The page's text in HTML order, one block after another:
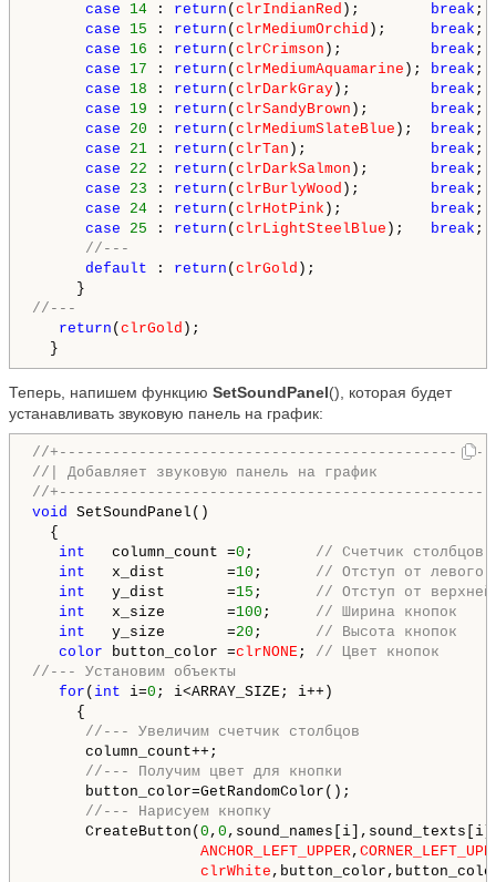
case
14 : return ( clrIndianRed ); break ;
case
15 : return ( clrMediumOrchid ); break ;
case
16 : return ( clrCrimson ); break ;
case
17 : return ( clrMediumAquamarine ); break ;
case
18 : return ( clrDarkGray ); break ;
case
19 : return ( clrSandyBrown ); break ;
case
20 : return ( clrMediumSlateBlue ); break ;
case
21 : return ( clrTan ); break ;
case
22 : return ( clrDarkSalmon ); break ;
case
23 : return ( clrBurlyWood ); break ;
case
24 : return ( clrHotPink ); break ;
case
25 : return ( clrLightSteelBlue ); break ;
//---
default : return ( clrGold );
//---
return ( clrGold );
}
Теперь, напишем функцию SetSoundPanel(), которая будет
устанавливать звуковую панель на график:
//
//| Добавляет звуковую панель на график
//
void SetSoundPanel()
{
int column_count =0 ; // Счетчик столбцов
int x_dist       =10 ; // Отступ от левого
int y_dist       =15 ; // Отступ от верхней
int x_size       =100 ; // Ширина кнопок
int y_size       =20 ; // Высота кнопок
color button_color =clrNONE; // Цвет кнопок
//--- Установим объекты
for ( int i=0 ; i<ARRAY_SIZE; i++)
{
//--- Увеличим счетчик столбцов
column_count++;
//--- Получим цвет для кнопки
button_color=GetRandomColor();
//--- Нарисуем кнопку
CreateButton( 0 , 0
ANCHOR_LEFT_UPPER,
clrWhite